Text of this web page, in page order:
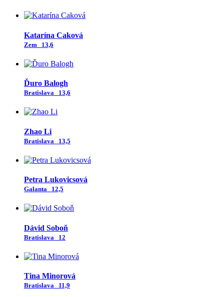
Katarína Caková
Zem 13,6
Ďuro Balogh
Bratislava 13,6
Zhao Li
Bratislava 13,5
Petra Lukovicsová
Galanta 12,5
Dávid Soboň
Bratislava 12
Tina Minorová
Bratislava 11,9